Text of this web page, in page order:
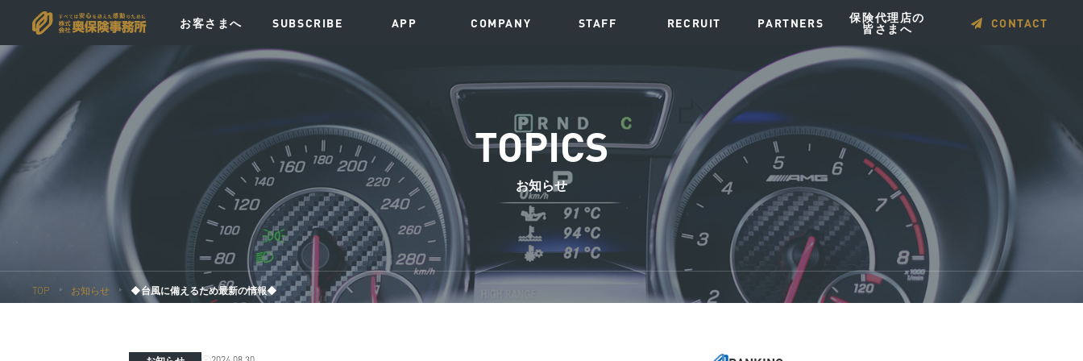
お客さまへ
VISION
SUBSCRIBE APP COMPANY STAFF RECRUIT PARTNERS 保険代理店の
皆さまへ CONTACT
TOPICS
お知らせ
TOP お知らせ ◆台風に備えるため最新の情報◆